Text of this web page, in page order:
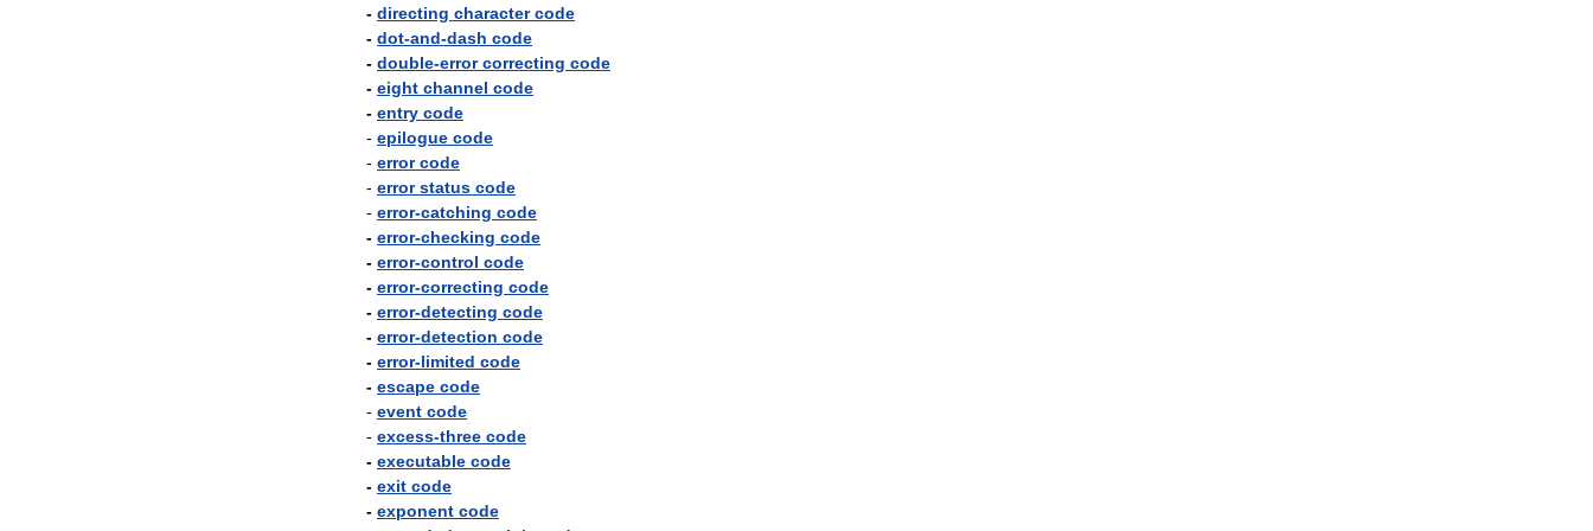
- directing character code
- dot-and-dash code
- double-error correcting code
- eight channel code
- entry code
- epilogue code
- error code
- error status code
- error-catching code
- error-checking code
- error-control code
- error-correcting code
- error-detecting code
- error-detection code
- error-limited code
- escape code
- event code
- excess-three code
- executable code
- exit code
- exponent code